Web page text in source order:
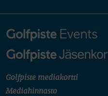
Golfpiste mediakortti
Mediahinnasto